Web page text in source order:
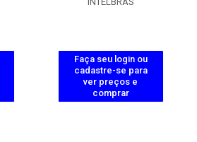
Faça seu login ou
cadastre-se para
ver preços e
comprar